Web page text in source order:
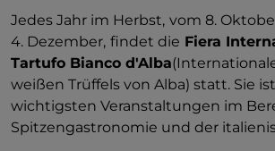
Jedes Jahr im Herbst, vom 8.
4. Dezember, findet die Fiera
Tartufo Bianco d'Alba
weißen Trüffels von Alba) statt. Sie
wichtigsten Veranstaltungen im
Spitzengastronomie und der